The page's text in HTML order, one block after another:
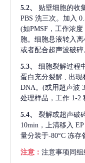
5.2、
贴壁细胞的收
PBS 洗三次。加入
(如PMSF，工作浓
胞。细胞悬液转入
或者配合超声波破碎
5.3、
细胞裂解过程
蛋白充分裂解
, 出
DNA。(或用超声波
处理样品，工作 1-2
5.4、 裂解或超声破
10min，上清移入
量分装于-80°C 冻存
注意： 注意事项同组